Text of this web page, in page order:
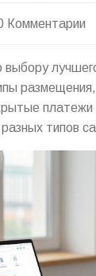
Комментарии
размещения,
типов